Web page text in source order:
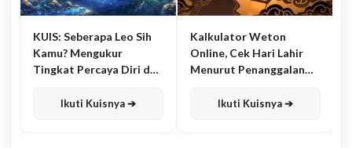
KUIS: Seberapa Leo Sih
Kamu? Mengukur
Tingkat Percaya Diri dan
Ikuti Kuisnya ➔
Kalkulator Weton
Online, Cek Hari Lahir
Menurut Penanggalan
Ikuti Kuisnya ➔